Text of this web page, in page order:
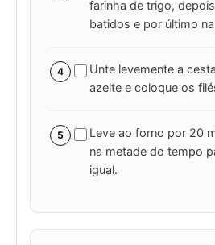
farinha de trigo,
batidos e por último
4
Unte levemente a
azeite e coloque os
5
Leve ao forno por 20
na metade do tempo
igual.